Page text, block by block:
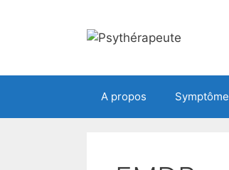
A propos Symptôme